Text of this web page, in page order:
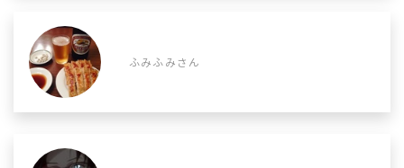
ふみふみさん